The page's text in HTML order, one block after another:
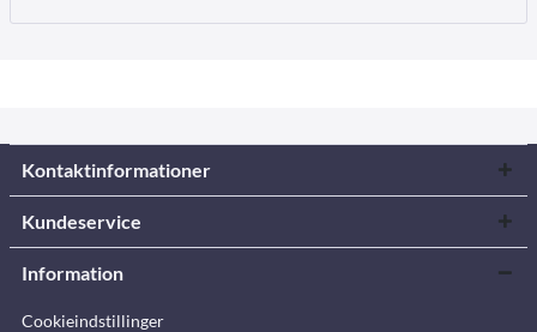
Kontaktinformationer
Kundeservice
Information
Cookieindstillinger